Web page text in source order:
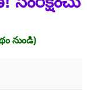
నుండి)